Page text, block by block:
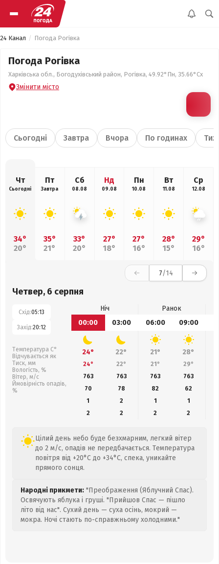
24 Канал Погода Рогівка
Погода Рогівка
Харківська обл., Богодухівський район, Рогівка, 49.92°Пн, 35.66°Сх
Змінити місто
Сьогодні Завтра Вчора По годинах
Чт
Сьогодні
34°
20°
Пт
Завтра
35°
21°
Сб
08.08
33°
20°
Нд
09.08
27°
18°
Пн
10.08
27°
16°
Вт
11.08
28°
15°
Ср
12.08
29°
16°
7/14
Четвер, 6 серпня
Схід:05:13
Захід:20:12
Температура С°
Відчувається як
Тиск, мм
Вологість, %
Вітер, м/с
Ймовірність опадів,
%
Ніч
Ранок
00:00
03:00 06:00 09:00
24° 22° 21° 28°
24° 22° 21° 29°
763
763 763 763
70
78 82 62
1
2 1
1
2
2 2 2
Цілий день небо буде безхмарним, легкий вітер
до 2 м/с, опадів не передбачається. Температура
повітря від +20°C до +34°C, спека, уникайте
прямого сонця.
Народні прикмети: "Преображення (Яблучний Спас).
Освячують яблука і груші. "Прийшов Спас — пішло
літо від нас". Сухий день — суха осінь, мокрий —
мокра. Ночі стають по-справжньому холодними."